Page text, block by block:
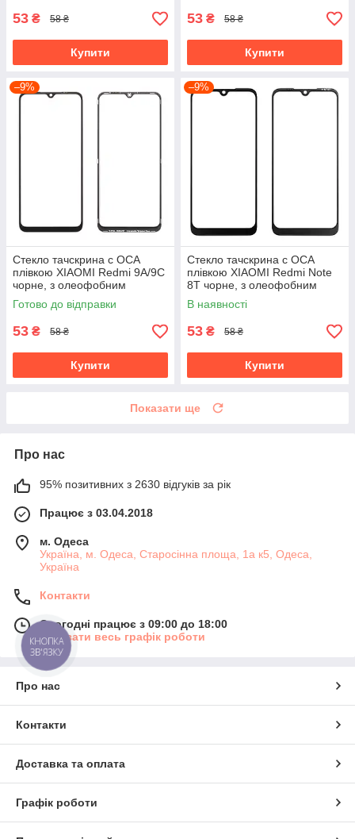
53 ₴ 58 ₴
Купити
53 ₴ 58 ₴
Купити
–9%
Стекло тачскрина c OCA
плівкою XIAOMI Redmi 9A/9C
чорне, з олеофобним
покриттям, загартоване
Готово до відправки
53 ₴ 58 ₴
Купити
–9%
Стекло тачскрина c OCA
плівкою XIAOMI Redmi Note
8T чорне, з олеофобним
покриттям, загартоване
В наявності
53 ₴ 58 ₴
Купити
Показати ще
Про нас
95% позитивних з 2630 відгуків за рік
Працює з 03.04.2018
м. Одеса
Україна, м. Одеса, Старосінна площа, 1а к5, Одеса,
Україна
Контакти
Сьогодні працює з 09:00 до 18:00
Показати весь графік роботи
Про нас
Контакти
Доставка та оплата
Графік роботи
КНОПКА
ЗВ'ЯЗКУ